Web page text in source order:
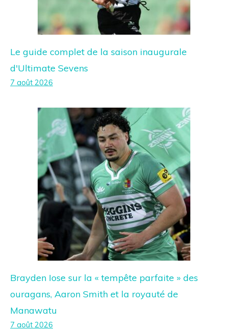
Le guide complet de la saison inaugurale
d'Ultimate Sevens
7 août 2026
Brayden Iose sur la « tempête parfaite » des
ouragans, Aaron Smith et la royauté de
Manawatu
7 août 2026